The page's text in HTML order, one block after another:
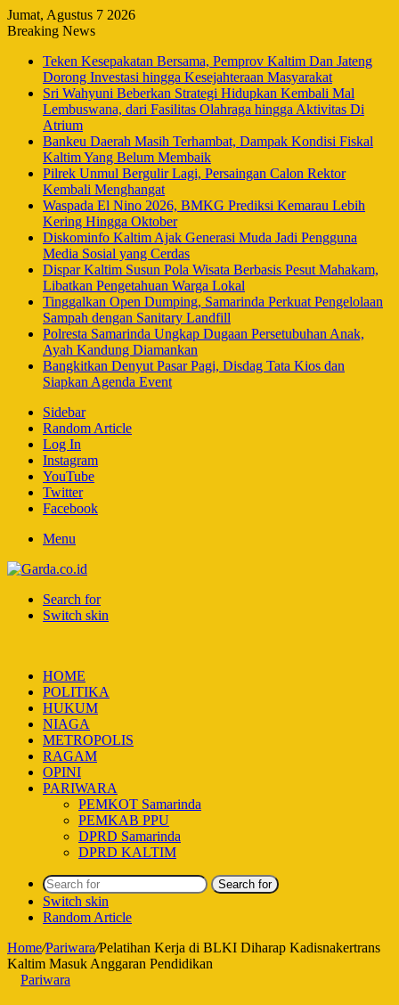
Jumat, Agustus 7 2026
Breaking News
Teken Kesepakatan Bersama, Pemprov Kaltim Dan Jateng
Dorong Investasi hingga Kesejahteraan Masyarakat
Sri Wahyuni Beberkan Strategi Hidupkan Kembali Mal
Lembuswana, dari Fasilitas Olahraga hingga Aktivitas Di
Atrium
Bankeu Daerah Masih Terhambat, Dampak Kondisi Fiskal
Kaltim Yang Belum Membaik
Pilrek Unmul Bergulir Lagi, Persaingan Calon Rektor
Kembali Menghangat
Waspada El Nino 2026, BMKG Prediksi Kemarau Lebih
Kering Hingga Oktober
Diskominfo Kaltim Ajak Generasi Muda Jadi Pengguna
Media Sosial yang Cerdas
Dispar Kaltim Susun Pola Wisata Berbasis Pesut Mahakam,
Libatkan Pengetahuan Warga Lokal
Tinggalkan Open Dumping, Samarinda Perkuat Pengelolaan
Sampah dengan Sanitary Landfill
Polresta Samarinda Ungkap Dugaan Persetubuhan Anak,
Ayah Kandung Diamankan
Bangkitkan Denyut Pasar Pagi, Disdag Tata Kios dan
Siapkan Agenda Event
Sidebar
Random Article
Log In
Instagram
YouTube
Twitter
Facebook
Menu
Search for
Switch skin
HOME
POLITIKA
HUKUM
NIAGA
METROPOLIS
RAGAM
OPINI
PARIWARA
PEMKOT Samarinda
PEMKAB PPU
DPRD Samarinda
DPRD KALTIM
Search for
Switch skin
Random Article
Home/Pariwara/Pelatihan Kerja di BLKI Diharap Kadisnakertrans
Kaltim Masuk Anggaran Pendidikan
Pariwara